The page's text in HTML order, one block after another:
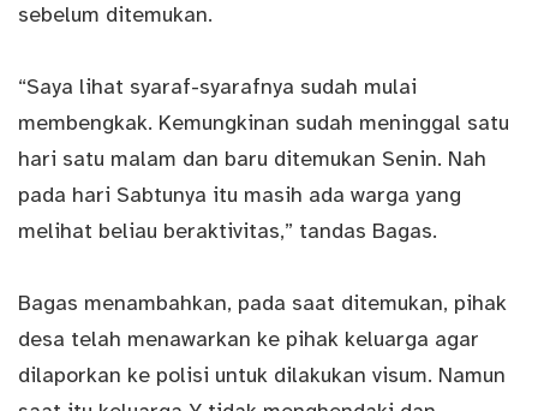
sebelum ditemukan.
“Saya lihat syaraf-syarafnya sudah mulai
membengkak. Kemungkinan sudah meninggal satu
hari satu malam dan baru ditemukan Senin. Nah
pada hari Sabtunya itu masih ada warga yang
melihat beliau beraktivitas,” tandas Bagas.
Bagas menambahkan, pada saat ditemukan, pihak
desa telah menawarkan ke pihak keluarga agar
dilaporkan ke polisi untuk dilakukan visum. Namun